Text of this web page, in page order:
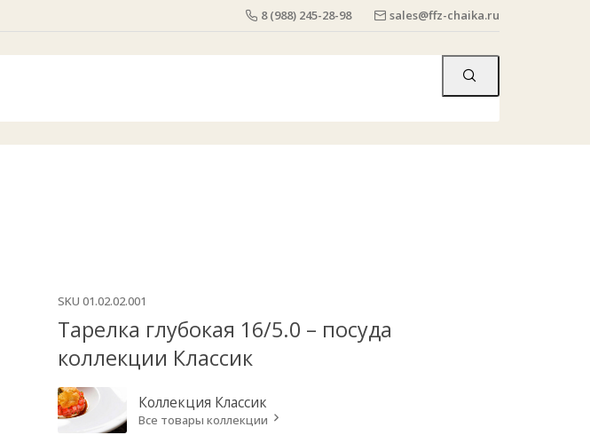
8 (988) 245-28-98 sales@ffz-chaika.ru
SKU 01.02.02.001
Тарелка глубокая 16/5.0 – посуда
коллекции Классик
Коллекция Классик
Все товары коллекции